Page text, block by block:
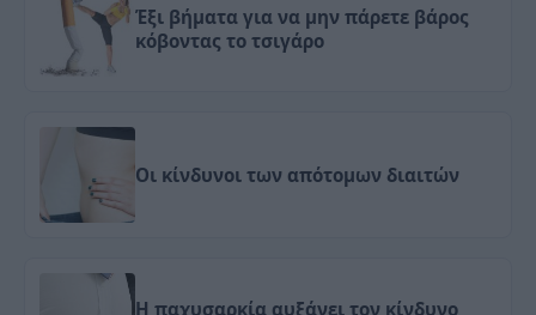
Έξι βήματα για να μην πάρετε βάρος
κόβοντας το τσιγάρο
Οι κίνδυνοι των απότομων διαιτών
Η παχυσαρκία αυξάνει τον κίνδυνο